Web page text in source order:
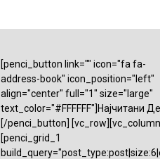
[penci_button link="" icon="fa fa-
address-book" icon_position="left"
align="center" full="1" size="large"
text_color="#FFFFFF"]Најчитани
[/penci_button]
[penci_grid_1